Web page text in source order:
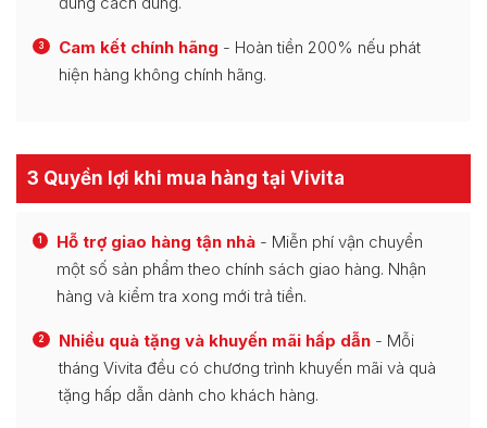
3 Cam kết chính hãng - Hoàn tiền 200% nếu phát
hiện hàng không chính hãng.
3 Quyền lợi khi mua hàng tại Vivita
1 Hỗ trợ giao hàng tận nhà - Miễn phí vận chuyển
một số sản phẩm theo chính sách giao hàng. Nhận
hàng và kiểm tra xong mới trả tiền.
2 Nhiều quà tặng và khuyến mãi hấp dẫn - Mỗi
tháng Vivita đều có chương trình khuyến mãi và quà
tặng hấp dẫn dành cho khách hàng.